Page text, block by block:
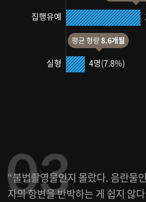
집행유예
실형
평균 형량8.6개월
4명(7.8%)
“불법촬영물인지 몰랐다. 음란물
자의 항변을 반박하는 게 쉽지 않